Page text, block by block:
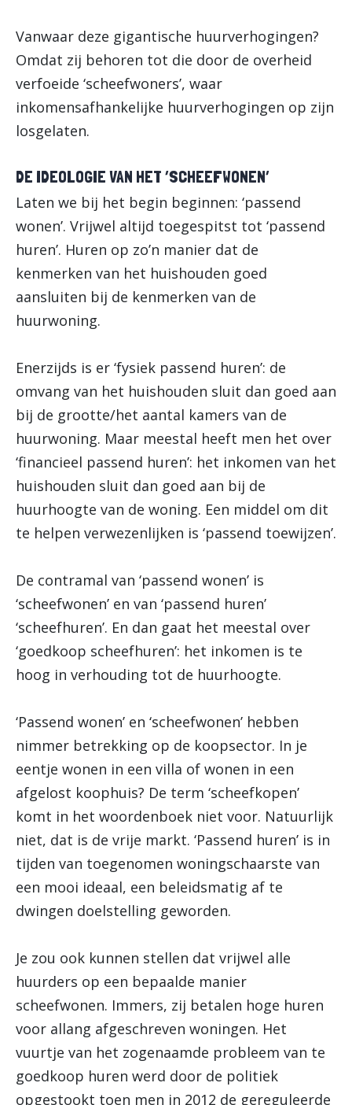
Vanwaar deze gigantische huurverhogingen?
Omdat zij behoren tot die door de overheid
verfoeide ‘scheefwoners’, waar
inkomensafhankelijke huurverhogingen op zijn
losgelaten.
DE IDEOLOGIE VAN HET ‘SCHEEFWONEN’
Laten we bij het begin beginnen: ‘passend
wonen’. Vrijwel altijd toegespitst tot ‘passend
huren’. Huren op zo’n manier dat de
kenmerken van het huishouden goed
aansluiten bij de kenmerken van de
huurwoning.
Enerzijds is er ‘fysiek passend huren’: de
omvang van het huishouden sluit dan goed aan
bij de grootte/het aantal kamers van de
huurwoning. Maar meestal heeft men het over
‘financieel passend huren’: het inkomen van het
huishouden sluit dan goed aan bij de
huurhoogte van de woning. Een middel om dit
te helpen verwezenlijken is ‘passend toewijzen’.
De contramal van ‘passend wonen’ is
‘scheefwonen’ en van ‘passend huren’
‘scheefhuren’. En dan gaat het meestal over
‘goedkoop scheefhuren’: het inkomen is te
hoog in verhouding tot de huurhoogte.
‘Passend wonen’ en ‘scheefwonen’ hebben
nimmer betrekking op de koopsector. In je
eentje wonen in een villa of wonen in een
afgelost koophuis? De term ‘scheefkopen’
komt in het woordenboek niet voor. Natuurlijk
niet, dat is de vrije markt. ‘Passend huren’ is in
tijden van toegenomen woningschaarste van
een mooi ideaal, een beleidsmatig af te
dwingen doelstelling geworden.
Je zou ook kunnen stellen dat vrijwel alle
huurders op een bepaalde manier
scheefwonen. Immers, zij betalen hoge huren
voor allang afgeschreven woningen. Het
vuurtje van het zogenaamde probleem van te
goedkoop huren werd door de politiek
opgestookt toen men in 2012 de gereguleerde